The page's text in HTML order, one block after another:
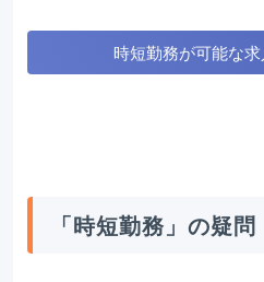
時短勤務が可能な求
「時短勤務」の疑問